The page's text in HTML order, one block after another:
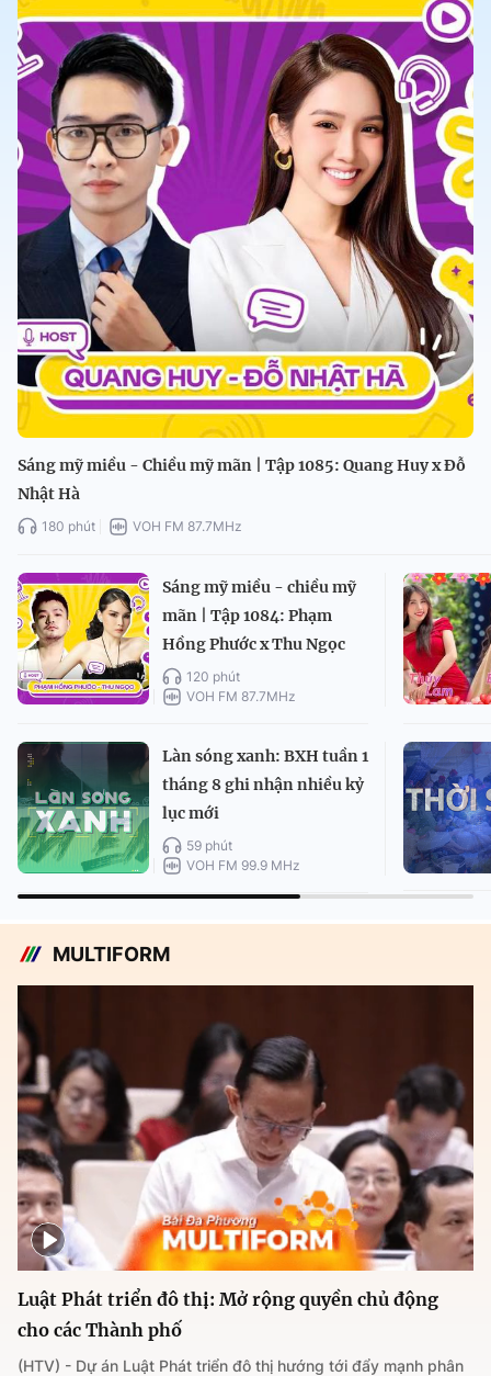
Sáng mỹ miều - Chiều mỹ mãn | Tập 1085: Quang Huy x Đỗ
Nhật Hà
180 phút VOH FM 87.7MHz
Sáng mỹ miều - chiều mỹ
mãn | Tập 1084: Phạm
Hồng Phước x Thu Ngọc
120 phút
VOH FM 87.7MHz
Làn sóng xanh: BXH tuần 1
tháng 8 ghi nhận nhiều kỷ
lục mới
59 phút
VOH FM 99.9 MHz
MULTIFORM
Luật Phát triển đô thị: Mở rộng quyền chủ động
cho các Thành phố
(HTV) - Dự án Luật Phát triển đô thị hướng tới đẩy mạnh phân